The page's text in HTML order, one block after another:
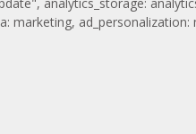
marketing, ad_personalization: